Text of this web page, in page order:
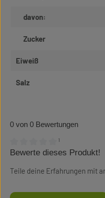
davon:
Zucker
Eiweiß
Salz
0 von 0 Bewertungen
Durchschnittliche Bewertung
¹
Bewerte dieses Produkt!
Teile deine Erfahrungen mit